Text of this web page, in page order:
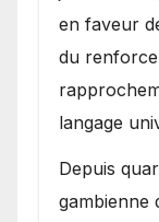
en faveur
du
langage
​Depuis
gambienne